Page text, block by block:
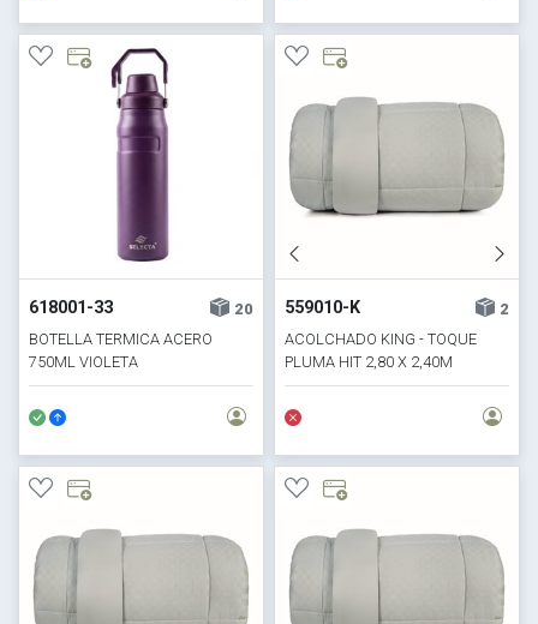
618001-33
20
BOTELLA TERMICA ACERO
750ML VIOLETA
559010-K
2
ACOLCHADO KING - TOQUE
PLUMA HIT 2,80 X 2,40M